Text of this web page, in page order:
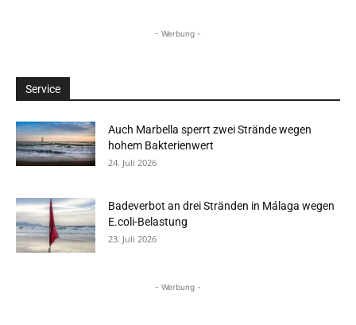
- Werbung -
Service
Auch Marbella sperrt zwei Strände wegen
hohem Bakterienwert
24. Juli 2026
Badeverbot an drei Stränden in Málaga wegen
E.coli-Belastung
23. Juli 2026
- Werbung -